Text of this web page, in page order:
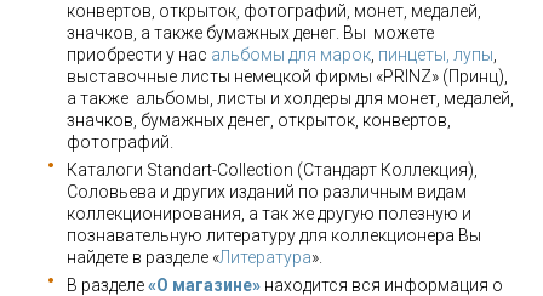
конвертов, открыток, фотографий, монет, медалей,
значков, а также бумажных денег. Вы можете
приобрести у нас альбомы для марок пинцеты, лупы
выставочные листы немецкой фирмы «PRINZ» (Принц),
а также альбомы, листы и холдеры для монет, медалей,
значков, бумажных денег, открыток, конвертов,
фотографий.
Каталоги Standart-Collection (Стандарт Коллекция),
Соловьева и других изданий по различным видам
коллекционирования, а так же другую полезную и
познавательную литературу для коллекционера Вы
найдете в разделе «Литература».
В разделе«О магазине» находится вся информация о